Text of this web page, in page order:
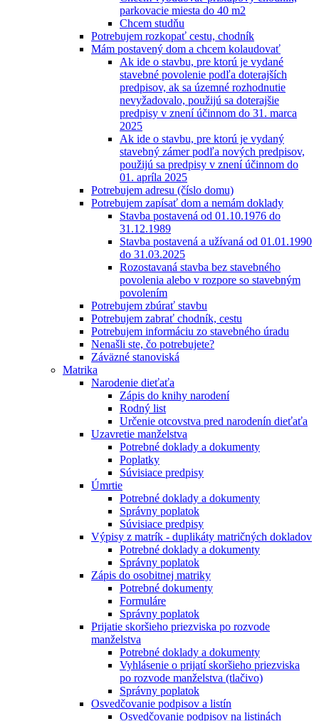
parkovacie miesta do 40 m2
Chcem studňu
Potrebujem rozkopať cestu, chodník
Mám postavený dom a chcem kolaudovať
Ak ide o stavbu, pre ktorú je vydané
stavebné povolenie podľa doterajších
predpisov, ak sa územné rozhodnutie
nevyžadovalo, použijú sa doterajšie
predpisy v znení účinnom do 31. marca
2025
Ak ide o stavbu, pre ktorú je vydaný
stavebný zámer podľa nových predpisov,
použijú sa predpisy v znení účinnom do
01. apríla 2025
Potrebujem adresu (číslo domu)
Potrebujem zapísať dom a nemám doklady
Stavba postavená od 01.10.1976 do
31.12.1989
Stavba postavená a užívaná od 01.01.1990
do 31.03.2025
Rozostavaná stavba bez stavebného
povolenia alebo v rozpore so stavebným
povolením
Potrebujem zbúrať stavbu
Potrebujem zabrať chodník, cestu
Potrebujem informáciu zo stavebného úradu
Nenašli ste, čo potrebujete?
Záväzné stanoviská
Matrika
Narodenie dieťaťa
Zápis do knihy narodení
Rodný list
Určenie otcovstva pred narodenín dieťaťa
Uzavretie manželstva
Potrebné doklady a dokumenty
Poplatky
Súvisiace predpisy
Úmrtie
Potrebné doklady a dokumenty
Správny poplatok
Súvisiace predpisy
Výpisy z matrík - duplikáty matričných dokladov
Potrebné doklady a dokumenty
Správny poplatok
Zápis do osobitnej matriky
Potrebné dokumenty
Formuláre
Správny poplatok
Prijatie skoršieho priezviska po rozvode
manželstva
Potrebné doklady a dokumenty
Vyhlásenie o prijatí skoršieho priezviska
po rozvode manželstva (tlačivo)
Správny poplatok
Osvedčovanie podpisov a listín
Osvedčovanie podpisov na listinách